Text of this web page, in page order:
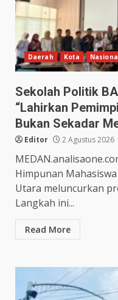
Daerah Kota
Sekolah Politik
“Lahirkan
Bukan Sekadar
Editor 2 Agustus 2026
Himpunan
Utara meluncurkan
Langkah ini...
Read More